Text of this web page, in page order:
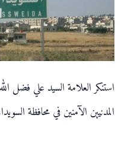
استنكر العلامة السيد علي فضل
المدنيين الآمنين في محافظة